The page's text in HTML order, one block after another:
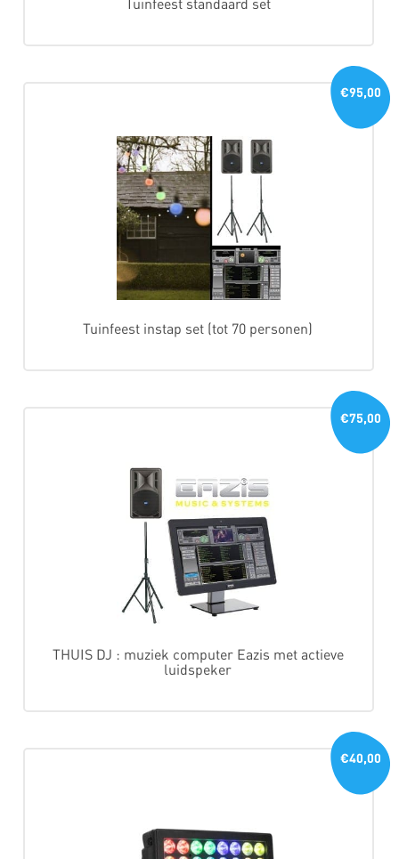
Tuinfeest standaard set
Tuinfeest instap set (tot 70 personen)
€95,00
THUIS DJ : muziek computer Eazis met actieve
luidspeker
€75,00
€40,00